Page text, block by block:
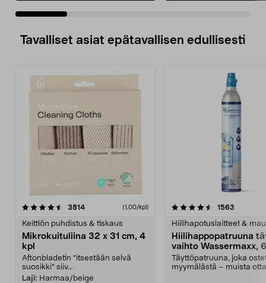
Tavalliset asiat epätavallisen edullisesti
3814arvostelut (1,00/kpl)
Keittiön puhdistus & tiskaus
Mikrokuituliina 32 x 31 cm, 4
kpl
Aftonbladetin "itsestään selvä
suosikki" siiv...
Laji: Harmaa/beige
4.5viidestä
1563
Hiilihapotuslaitteet &
Hiilihappopatruuna
vaihto Wassermaxx,
Täyttöpatruuna, joka
myymälästä – muista
4.5viidestä